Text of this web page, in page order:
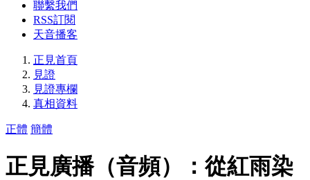
聯繫我們
RSS訂閱
天音播客
正見首頁
見證
見證專欄
真相資料
正體 簡體
正見廣播（音頻）：從紅雨染